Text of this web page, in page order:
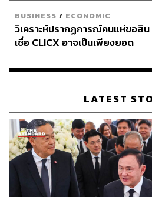
ลดการสูญเสียน้ำในระบบผลิตและ
บริหารจัดการน้ำมากกว่า 170 ล้า
BUSINESS / ECONOMIC
วิเคราะห์ปรากฏการณ์คนแห่ขอสิน
เชื่อ CLICX อาจเป็นเพียงยอด
เรือนไทยที่ถูกซุกไว้
LATEST